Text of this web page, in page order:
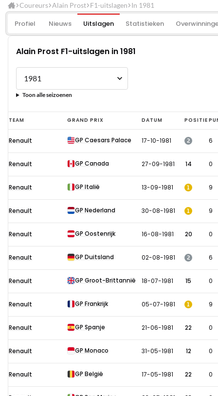
Coureurs Alain Prost F1-uitslagen In 1981
Profiel Nieuws Uitslagen Statistieken
Alain Prost F1-uitslagen in 1981
Toon alle seizoenen
Alain
Prost
F1-
uitslagen
1981
TEAM GRAND PRIX DATUM POSITIE
Renault GP Caesars Palace 17-10-1981 2 6
Renault GP Canada 27-09-1981 14 0
Renault GP Italië 13-09-1981 1 9
Renault GP Nederland 30-08-1981 1 9
Renault GP Oostenrijk 16-08-1981 20 0
Renault GP Duitsland 02-08-1981 2 6
Renault GP Groot-Brittannië 18-07-1981 15 0
Renault GP Frankrijk 05-07-1981 1 9
Renault GP Spanje 21-06-1981 22 0
Renault GP Monaco 31-05-1981 12 0
Renault GP België 17-05-1981 22 0